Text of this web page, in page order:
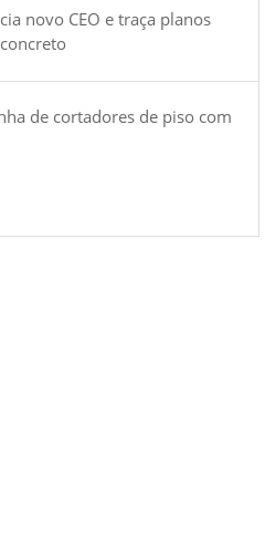
novo CEO e traça planos
de cortadores de piso com